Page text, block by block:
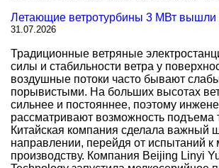
Летающие ветротурбины 3 МВт вышли
31.07.2026
Традиционные ветряные
силы и стабильности ветра у
воздушные потоки часто бывают
порывистыми. На больших высотах
сильнее и постояннее, поэтому
рассматривают возможность подъема
Китайская компания сделала важный
направлении, перейдя от испытаний к
производству. Компания Beijing Linyi